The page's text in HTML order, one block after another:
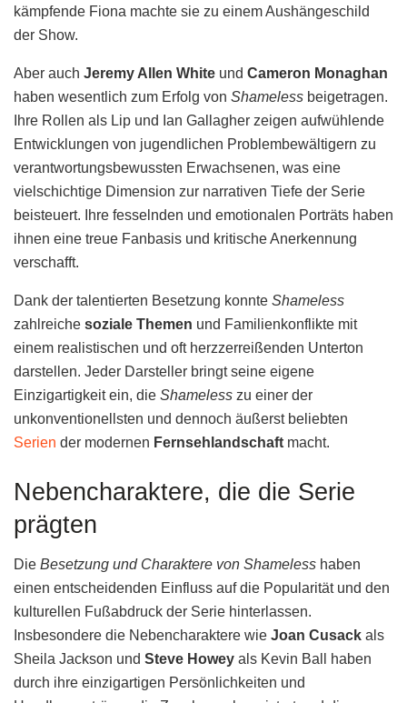
kämpfende Fiona machte sie zu einem Aushängeschild
der Show.
Aber auch Jeremy Allen White und Cameron Monaghan
haben wesentlich zum Erfolg von Shameless beigetragen.
Ihre Rollen als Lip und Ian Gallagher zeigen aufwühlende
Entwicklungen von jugendlichen Problembewältigern zu
verantwortungsbewussten Erwachsenen, was eine
vielschichtige Dimension zur narrativen Tiefe der Serie
beisteuert. Ihre fesselnden und emotionalen Porträts haben
ihnen eine treue Fanbasis und kritische Anerkennung
verschafft.
Dank der talentierten Besetzung konnte Shameless
zahlreiche soziale Themen und Familienkonflikte mit
einem realistischen und oft herzzerreißenden Unterton
darstellen. Jeder Darsteller bringt seine eigene
Einzigartigkeit ein, die Shameless zu einer der
unkonventionellsten und dennoch äußerst beliebten
Serien der modernen Fernsehlandschaft macht.
Nebencharaktere, die die Serie
prägten
Die Besetzung und Charaktere von Shameless haben
einen entscheidenden Einfluss auf die Popularität und den
kulturellen Fußabdruck der Serie hinterlassen.
Insbesondere die Nebencharaktere wie Joan Cusack als
Sheila Jackson und Steve Howey als Kevin Ball haben
durch ihre einzigartigen Persönlichkeiten und